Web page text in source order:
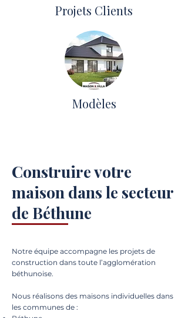
Projets Clients
Modèles
Construire votre
maison dans le secteur
de Béthune
Notre équipe accompagne les projets de
construction dans toute l’agglomération
béthunoise.
Nous réalisons des maisons individuelles dans
les communes de :